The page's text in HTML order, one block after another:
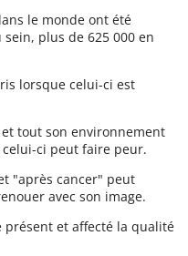
le monde ont été
plus de 625 000 en
lorsque celui-ci est
tout son environnement
ci peut faire peur.
"après cancer" peut
avec son image.
présent et affecté la qualité